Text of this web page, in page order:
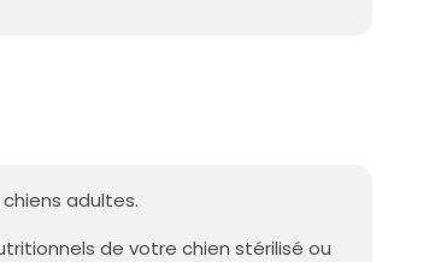
adultes.
de votre chien stérilisé ou